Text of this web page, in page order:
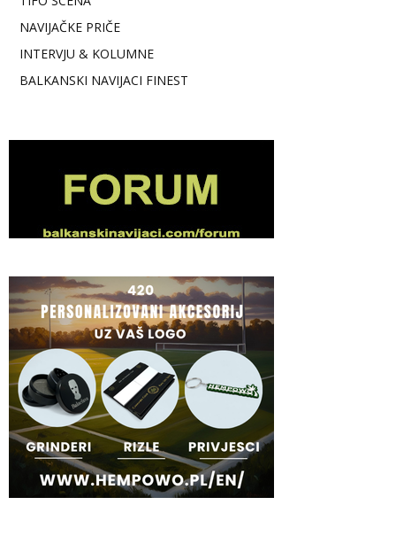
NAVIJAČKE PRIČE
INTERVJU & KOLUMNE
BALKANSKI NAVIJACI FINEST